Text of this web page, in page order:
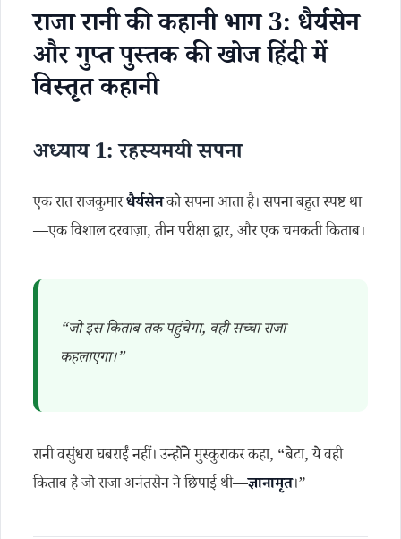
राजा रानी की कहानी भाग 3: धैर्यसेन
और गुप्त पुस्तक की खोज हिंदी में
विस्तृत कहानी
अध्याय 1: रहस्यमयी सपना
एक रात राजकुमारधैर्यसेनको सपना आता है। सपना बहुत स्पष्ट था
—एक विशाल दरवाज़ा, तीन परीक्षा द्वार, और एक चमकती किताब।
“जो इस किताब तक पहुंचेगा, वही सच्चा राजा
कहलाएगा।”
रानी वसुंधरा घबराईं नहीं। उन्होंने मुस्कुराकर कहा, “बेटा, ये वही
किताब है जो राजा अनंतसेन ने छिपाई थी—ज्ञानामृत।”